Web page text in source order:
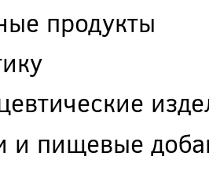
продукты
и пищевые